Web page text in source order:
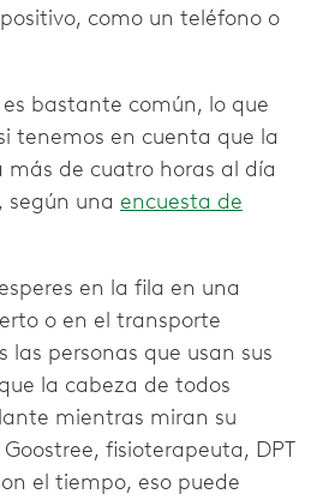
como un teléfono o
bastante común, lo que
tenemos en cuenta que la
de cuatro horas al día
según una encuesta de
en la fila en una
o en el transporte
personas que usan sus
la cabeza de todos
mientras miran su
fisioterapeuta, DPT
el tiempo, eso puede